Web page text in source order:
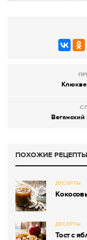
ПОХОЖИЕ РЕЦЕПТЫ
ДЕСЕРТЫ
ДЕСЕРТЫ
Тост с